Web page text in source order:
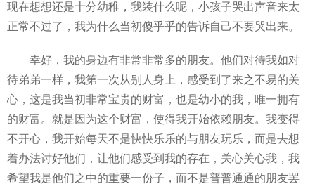
现在想想还是十分幼稚，我装什么呢，小孩子哭出声音来太
正常不过了，我为什么当初傻乎乎的告诉自己不要哭出来。
幸好，我的身边有非常非常多的朋友。他们对待我如对
待弟弟一样，我第一次从别人身上，感受到了来之不易的关
心，这是我当初非常宝贵的财富，也是幼小的我，唯一拥有
的财富。就是因为这个财富，使得我开始依赖朋友。我变得
不开心，我开始每天不是快快乐乐的与朋友玩乐，而是去想
着办法讨好他们，让他们感受到我的存在，关心关心我，我
希望我是他们之中的重要一份子，而不是普普通通的朋友罢